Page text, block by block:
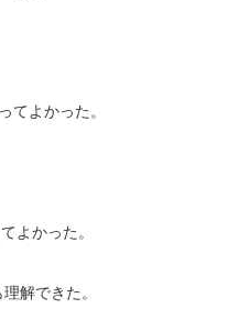
てよかった。
よかった。
解できた。